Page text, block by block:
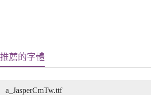
推薦的字體
a_JasperCmTw.ttf